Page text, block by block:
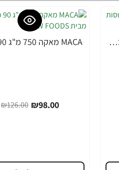
MACA מאקה 500 מ"ג 250 כמוסות - מבית NOW FOODS -22%
₪98.00
₪126.00